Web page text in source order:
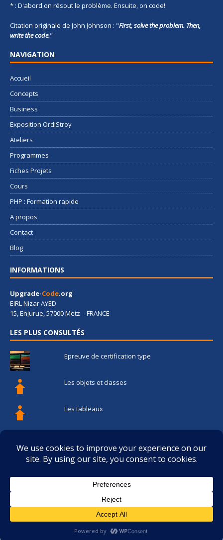
* : D'abord on résout le problème. Ensuite, on code!
Citation originale de John Johnson : "First, solve the problem. Then,
write the code."
NAVIGATION
Accueil
Concepts
Business
Exposition OrdiStroy
Ateliers
Programmes
Fiches Projets
Cours
PHP : Formation rapide
A propos
Contact
Blog
INFORMATIONS
Upgrade-Code.org
EIRL Nizar AYED
15, Enjurue, 57000 Metz – FRANCE
LES PLUS CONSULTÉS
Epreuve de certification type
Les objets et classes
Les tableaux
Les structures de contrôle de flux
(C) Copyright Upgrade-code.org 2018-2019
Privacy & Cookies: This site uses cookies. By continuing to use this
website, you agree to their use.
Politique